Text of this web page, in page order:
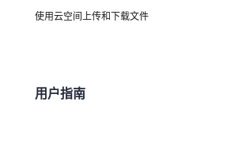
使用云空间上传和下载文件
用户指南